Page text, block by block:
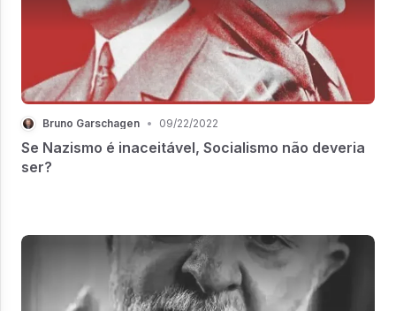
Bruno Garschagen • 09/22/2022
Se Nazismo é inaceitável, Socialismo não deveria
ser?